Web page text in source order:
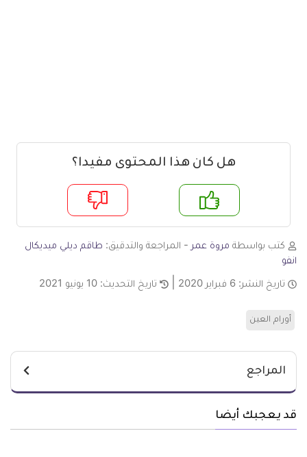
هل كان هذا المحتوى مفيدا؟
لا
كتب بواسطة مروة عمر - المراجعة والتدقيق: طاقم ديلي ميديكال
انفو
تاريخ النشر: 6 فبراير 2020 تاريخ التحديث: 10 يونيو 2021
أورام العين
المراجع
قد يعجبك أيضا